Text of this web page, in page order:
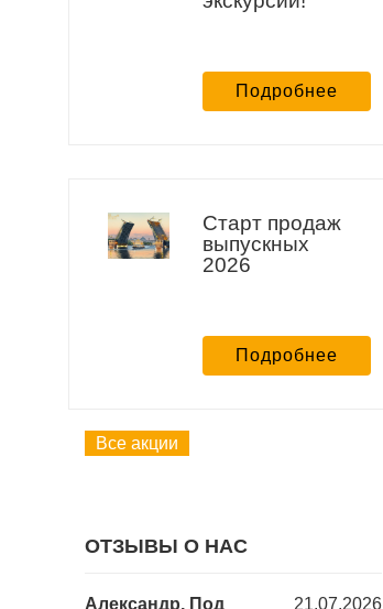
Подробнее
Старт продаж
выпускных
2026
Подробнее
Все акции
ОТЗЫВЫ О НАС
Александр, Под
21.07.2026